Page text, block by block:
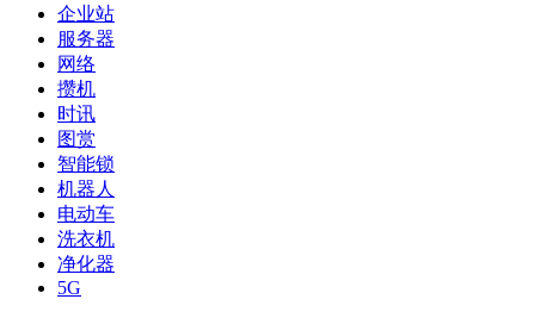
企业站
服务器
网络
攒机
时讯
图赏
智能锁
机器人
电动车
洗衣机
净化器
5G